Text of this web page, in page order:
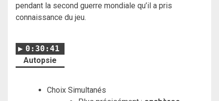
pendant la second guerre mondiale qu’il a pris
connaissance du jeu.
0:30:41
Autopsie
Choix Simultanés